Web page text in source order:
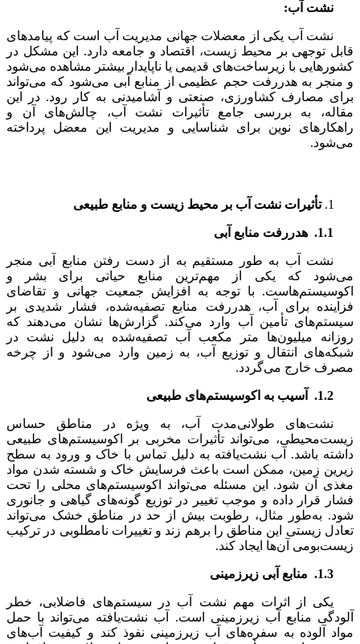
نشت آب:
نشت آب یکی از معضلات جهانی مدیریت آب است که پیامدهای
قابل توجهی بر محیط زیست، اقتصاد و جامعه دارد. این مشکل در
کشورهایی با زیرساخت‌های قدیمی یا ناپایدار بیشتر مشاهده می‌شود
و منجر به هدررفت حجم عظیمی از منابع آبی می‌شود که می‌تواند
برای مصارف کشاورزی، صنعتی و آشامیدنی به کار رود. در این
مقاله، به بررسی جامع تأثیرات نشت آب، چالش‌های آن و
راهکارهای نوین برای شناسایی و مدیریت این معضل پرداخته
می‌شود.
تأثیرات نشت آب بر محیط زیست و منابع طبیعی
1.1. هدررفت منابع آبی
نشت آب به طور مستقیم به از دست رفتن منابع آبی منجر
می‌شود که یکی از مهم‌ترین منابع حیاتی برای بشر و
اکوسیستم‌هاست. با توجه به افزایش جمعیت جهانی و تقاضای
فزاینده برای آب، هدررفت منابع تصفیه‌شده، فشار شدیدی بر
سیستم‌های تأمین آب وارد می‌کند. گزارش‌ها نشان می‌دهند که
روزانه میلیون‌ها متر مکعب آب تصفیه‌شده به دلیل نشت در
شبکه‌های انتقال و توزیع آب، به زمین وارد می‌شود و از چرخه
مصرف خارج می‌گردد.
1.2. آسیب به اکوسیستم‌های طبیعی
نشت‌های طولانی‌مدت آب، به ویژه در مناطق حساس
زیست‌محیطی، می‌تواند تأثیرات مخربی بر اکوسیستم‌های طبیعی
داشته باشد. آب نشت‌یافته به دلیل تماس با خاک و ورود به سطح
زیرین زمین، ممکن است باعث فرسایش خاک و شسته شدن مواد
مغذی آن شود. این مسئله می‌تواند اکوسیستم‌های محلی را تحت
فشار قرار داده و موجب تغییر در توزیع گونه‌های گیاهی و جانوری
شود. به‌طور مثال، رطوبت بیش از حد در مناطق خشک می‌تواند
تعادل زیستی این مناطق را برهم زند و تغییرات نامطلوبی در ترکیب
زیست‌بومی آن‌ها ایجاد کند.
1.3. منابع آبی زیرزمینی
یکی از اثرات مهم نشت آب در سیستم‌های فاضلابی، خطر
آلودگی منابع آب زیرزمینی است. آب نشت‌یافته می‌تواند با حمل
مواد آلوده به سفره‌های آب زیرزمینی نفوذ کند و کیفیت آب‌های